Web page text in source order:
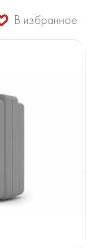
В избранное